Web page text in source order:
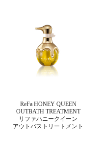
ReFa HONEY QUEEN
OUTBATH TREATMENT
リファハニークイーン
アウトバストリートメント